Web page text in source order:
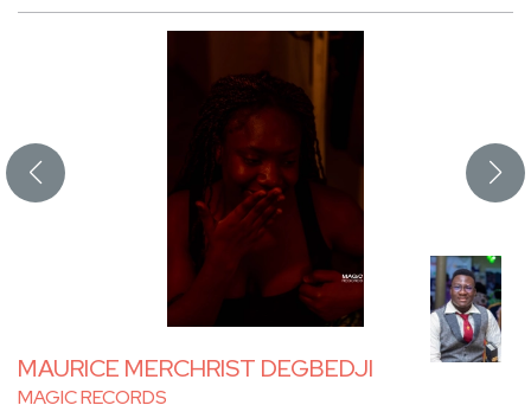
MAURICE MERCHRIST DEGBEDJI
MAGIC RECORDS